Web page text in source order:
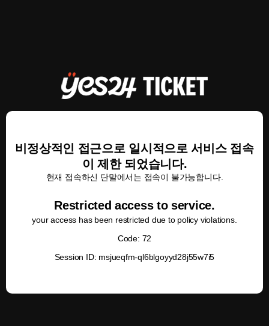
비정상적인 접근으로 일시적으로 서비스 접속
이 제한 되었습니다.
현재 접속하신 단말에서는 접속이 불가능합니다.
Restricted access to service.
your access has been restricted due to policy violations.
Code: 72
Session ID: msjueqfm-ql6blgoyyd28j55w7i5